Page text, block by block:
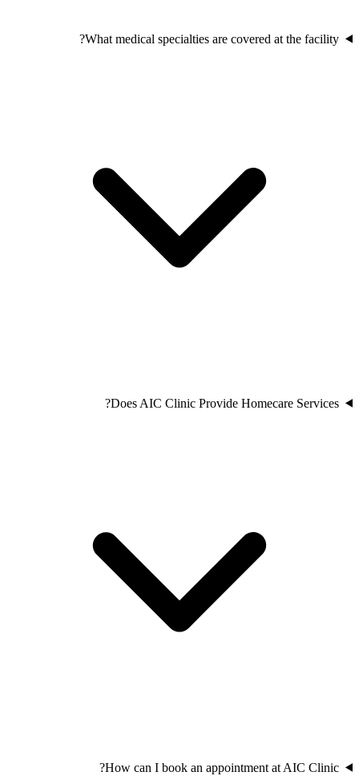
What medical specialties are covered at the facility?
Does AIC Clinic Provide Homecare Services?
How can I book an appointment at AIC Clinic?